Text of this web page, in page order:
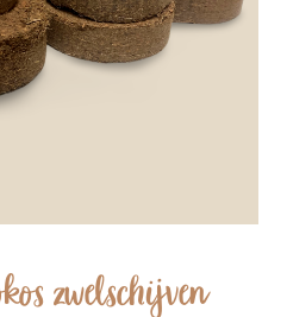
zwelschijven